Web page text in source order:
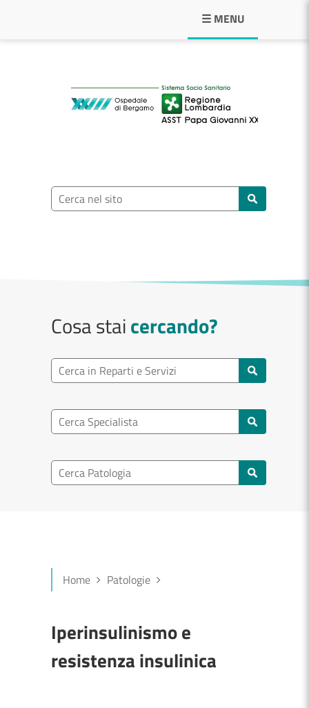
☰ MENU
ASST Papa
Ricerca nel sito
Cosa staicercando?
Ricerca reparto
Ricerca specialisti
Ricerca nel patologia
Home Patologie
Iperinsulinismo e
resistenza insulinica